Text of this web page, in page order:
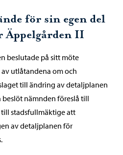
för sin egen del
Äppelgården II
beslutade på sitt möte
utlåtandena om och
till ändring av detaljplanen
beslöt nämnden föreslå till
till stadsfullmäktige att
av detaljplanen för